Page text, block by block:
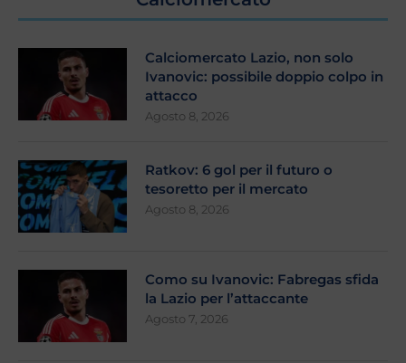
Calciomercato Lazio, non solo
Ivanovic: possibile doppio colpo in
attacco
Agosto 8, 2026
Ratkov: 6 gol per il futuro o
tesoretto per il mercato
Agosto 8, 2026
Como su Ivanovic: Fabregas sfida
la Lazio per l’attaccante
Agosto 7, 2026